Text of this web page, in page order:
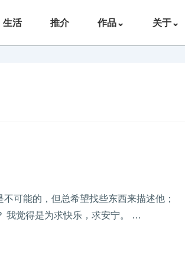
生活 推介 作品⌄ 关于⌄
可能的，但总希望找些东西来描述他；
我觉得是为求快乐，求安宁。 …